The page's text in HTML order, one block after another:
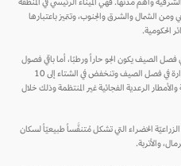
وأهم مدنها. فهي الميناء الرئيسي في المنطقة
الشمال والشرق والجنوب، وتتميز باعتبارها
الصيف يكون الجو حاراً ورطبًا، أما باقي فصول
السنة فيكون الجو ومعتدلاً وجافًا. وترتفع درجات الحرارة في فصل الصيف وتنخفض في الشتاء إلى 10
الرعدية الفجائية غير المنتظمة وذلك خلال
الخضراء التي تشكل مُتنفَّساً طبيعيّاً لسكان
والأتربة.